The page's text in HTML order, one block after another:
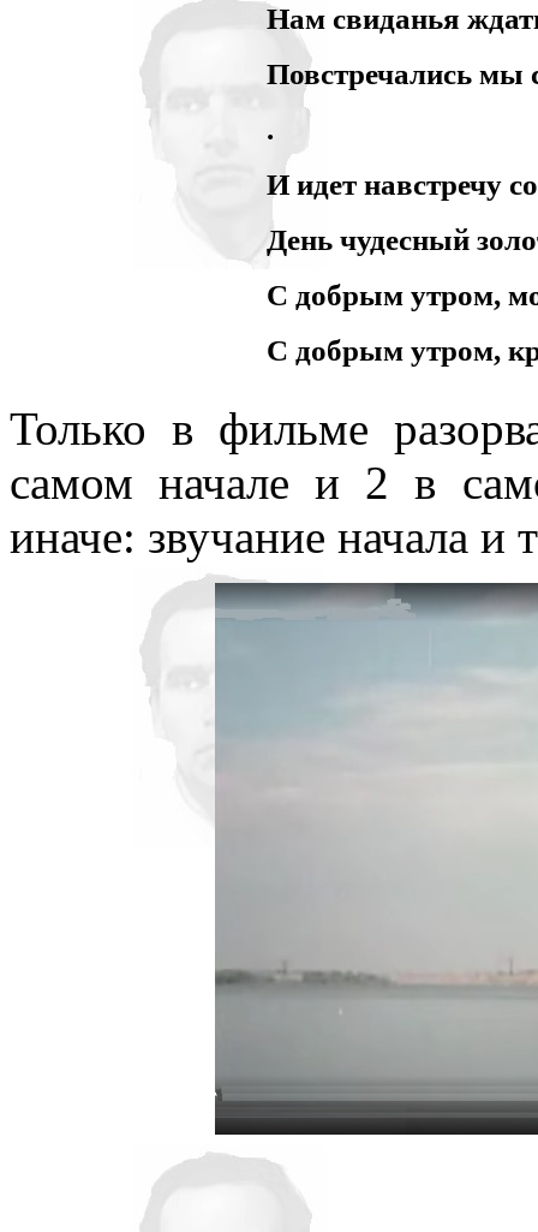
Нам свиданья
Повстречались мы
.
И идет навстречу
День чудесный
С добрым утром,
С добрым утром,
Только в фильме
самом начале и 2 в
иначе: звучание начала и